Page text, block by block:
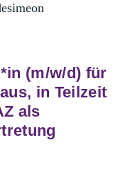
(m/w/d) für
in Teilzeit
als